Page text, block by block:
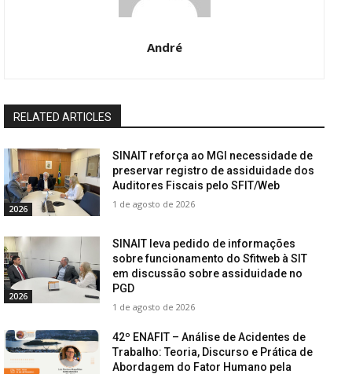
André
RELATED ARTICLES
2026
SINAIT reforça ao MGI necessidade de
preservar registro de assiduidade dos
Auditores Fiscais pelo SFIT/Web
1 de agosto de 2026
2026
SINAIT leva pedido de informações
sobre funcionamento do Sfitweb à SIT
em discussão sobre assiduidade no
PGD
1 de agosto de 2026
42º ENAFIT – Análise de Acidentes de
Trabalho: Teoria, Discurso e Prática de
Abordagem do Fator Humano pela